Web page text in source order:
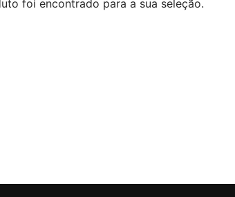
foi encontrado para a sua seleção.